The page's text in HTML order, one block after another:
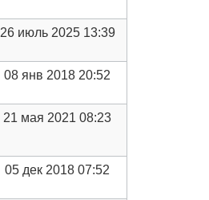
26 июль 2025 13:39
08 янв 2018 20:52
21 мая 2021 08:23
05 дек 2018 07:52